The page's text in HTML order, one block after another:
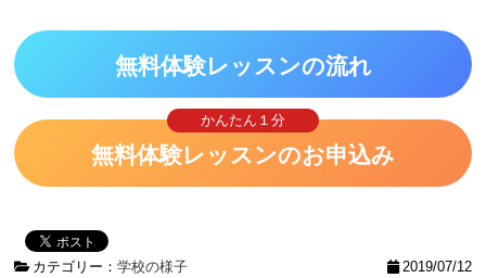
無料体験レッスンの流れ
かんたん１分
無料体験レッスンのお申込み
カテゴリー：学校の様子 2019/07/12